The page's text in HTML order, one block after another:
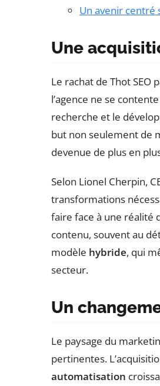
Un avenir centré
Une
Le rachat de Thot
l’agence ne se
recherche et le
but non seulement de
devenue de plus en
Selon Lionel Cherpin,
transformations
faire face à une réalité
contenu, souvent au
modèle hybride, qui
secteur.
Un
Le paysage du
pertinentes.
automatisation